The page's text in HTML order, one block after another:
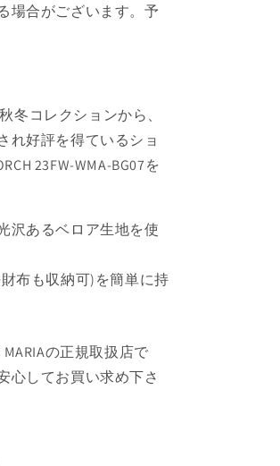
場合がございます。予
冬コレクションから、
れ好評を得ているショ
23FW-WMA-BG07を
沢あるベロア生地を使
布も収納可)を簡単に持
MARIAの正規取扱店で
心してお買い求め下さ